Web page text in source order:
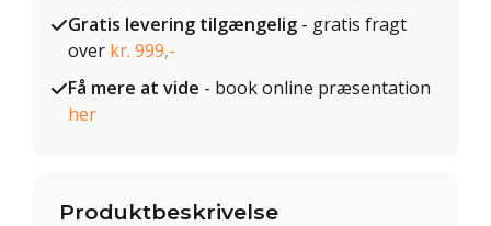
Gratis levering tilgængelig - gratis fragt
over kr. 999,-
Få mere at vide - book online præsentation
her
Produktbeskrivelse